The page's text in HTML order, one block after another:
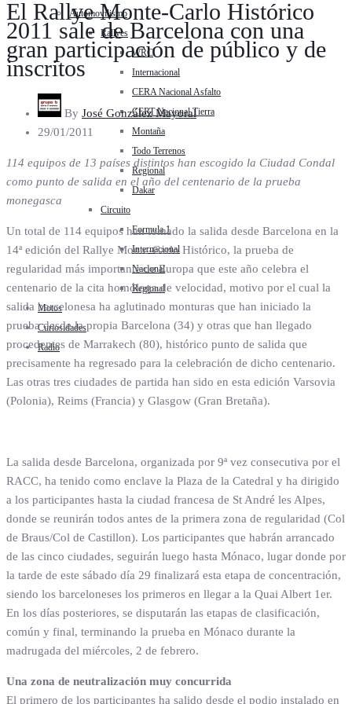
Automovilismo
Rallyes
WRC
Internacional
CERA Nacional Asfalto
CERT Nacional Tierra
Montaña
Todo Terrenos
Regional
Dakar
Circuito
Formula 1
Internacional
Nacional
Regional
Motos
Curiosidades
Radio
El Rallye Monte-Carlo Histórico
2011 sale de Barcelona con una
gran participación de público y de
inscritos
By José González Mayoral
29/01/2011
114 equipos de 13 países distintos han escogido la Ciudad Condal
como punto de salida en el año del centenario de la prueba
monegasca
Un total de 114 equipos han tomado la salida desde Barcelona en la
14ª edición del Rallye Monte-Carlo Histórico, la prueba de
regularidad más importante de Europa que este año celebra el
centenario de la cita homóloga de velocidad, motivo por el cual la
salida barcelonesa ha aglutinado monturas que han iniciado la
prueba desde la propia Barcelona (34) y otras que han llegado
procedentes de Marrakech (80), histórico punto de salida que
precisamente ha regresado para la celebración de dicho centenario.
Las otras tres ciudades de partida han sido en esta edición Varsovia
(Polonia), Reims (Francia) y Glasgow (Gran Bretaña).
La salida desde Barcelona, organizada por 9ª vez consecutiva por el
RACC, ha tenido como enclave la Plaza de la Catedral y ha dirigido
a los participantes hasta la ciudad francesa de St André les Alpes,
donde se reunirán todos antes de la primera zona de regularidad (Col
de Braus/Col de Castillon). Los participantes que habrán arrancado
de las cinco ciudades, seguirán luego hasta Mónaco, lugar donde por
la tarde de este sábado día 29 finalizará esta etapa de concentración,
siendo los barceloneses los primeros en llegar a la Quai Albert 1er.
En los días posteriores, se disputarán las etapas de clasificación,
común y final, terminando la prueba en Mónaco durante la
madrugada del miércoles, 2 de febrero.
Una zona de neutralización muy concurrida
El primero de los participantes ha salido desde el podio instalado en